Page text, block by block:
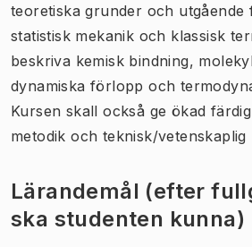
teoretiska grunder och utgående
statistisk mekanik och klassisk
beskriva kemisk bindning,
dynamiska förlopp och
Kursen skall också ge ökad
metodik och teknisk/
Lärandemål (efter
ska studenten kunna)